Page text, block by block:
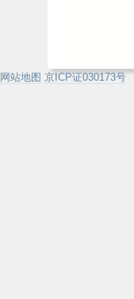
网站地图 京ICP证030173号